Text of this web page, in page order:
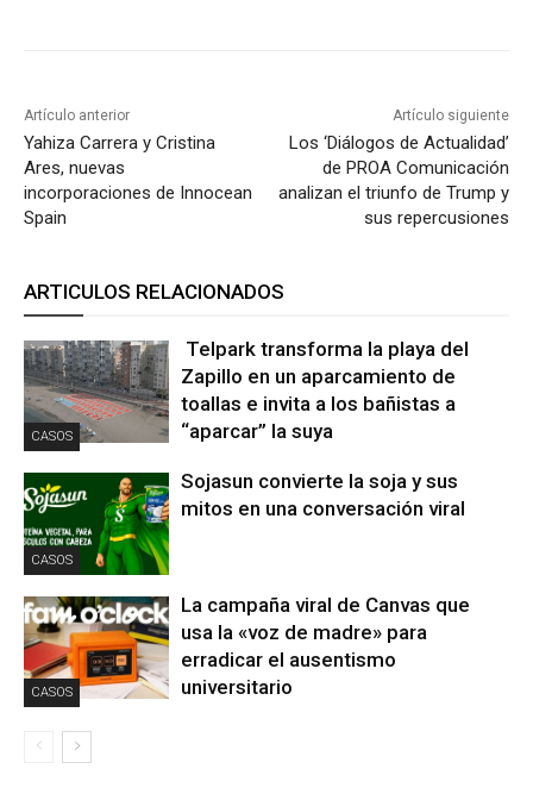
Artículo anterior
Yahiza Carrera y Cristina
Ares, nuevas
incorporaciones de Innocean
Spain
Artículo siguiente
Los ‘Diálogos de Actualidad’
de PROA Comunicación
analizan el triunfo de Trump y
sus repercusiones
ARTICULOS RELACIONADOS
CASOS
Telpark transforma la playa del
Zapillo en un aparcamiento de
toallas e invita a los bañistas a
“aparcar” la suya
CASOS
Sojasun convierte la soja y sus
mitos en una conversación viral
CASOS
La campaña viral de Canvas que
usa la «voz de madre» para
erradicar el ausentismo
universitario